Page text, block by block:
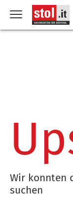
Wir konnten
suchen